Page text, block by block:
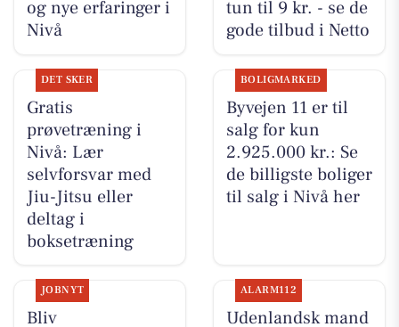
og nye erfaringer i
Nivå
tun til 9 kr. - se de
gode tilbud i Netto
DET SKER
Gratis
prøvetræning i
Nivå: Lær
selvforsvar med
Jiu-Jitsu eller
deltag i
boksetræning
BOLIGMARKED
Byvejen 11 er til
salg for kun
2.925.000 kr.: Se
de billigste boliger
til salg i Nivå her
JOBNYT
Bliv
ALARM112
Udenlandsk mand